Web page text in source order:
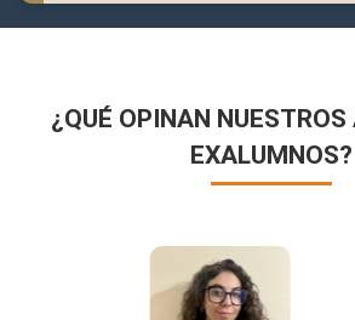
¿QUÉ OPINAN
EXALUMNOS?